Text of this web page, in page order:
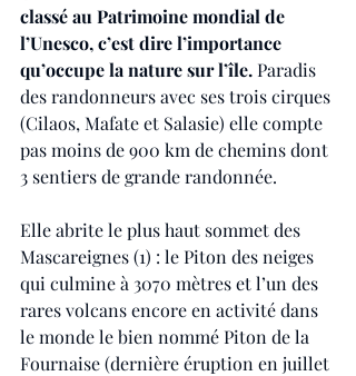
classé au Patrimoine mondial de
l’Unesco, c’est dire l’importance
qu’occupe la nature sur l’île. Paradis
des randonneurs avec ses trois cirques
(Cilaos, Mafate et Salasie) elle compte
pas moins de 900 km de chemins dont
3 sentiers de grande randonnée.
Elle abrite le plus haut sommet des
Mascareignes (1) : le Piton des neiges
qui culmine à 3070 mètres et l’un des
rares volcans encore en activité dans
le monde le bien nommé Piton de la
Fournaise (dernière éruption en juillet